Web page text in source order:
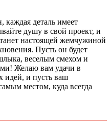
деталь имеет
душу в свой проект, и
настоящей жемчужиной
Пусть он будет
веселым смехом и
Желаю вам удачи в
идей, и пусть ваш
местом, куда всегда